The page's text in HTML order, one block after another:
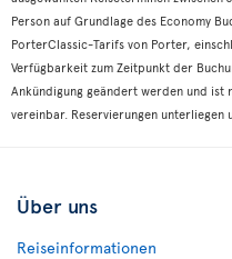
Person auf Grundlage des Economy
PorterClassic-Tarifs von Porter,
Verfügbarkeit zum Zeitpunkt der
Ankündigung geändert werden und
vereinbar. Reservierungen unterliegen
Über uns
Reiseinformationen